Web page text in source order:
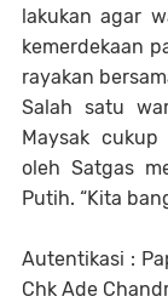
lakukan agar
kemerdekaan
rayakan
Salah satu
Maysak
oleh Satgas
Putih. “Kita
Autentikasi :
Chk Ade